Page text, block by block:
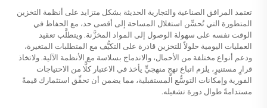
تعتمد المرافق الصناعية والتجارية الحديثة بشكل متزايد على أنظمة التخزين
المتطورة التي تُحسِّن استغلال المساحة إلى أقصى حد، مع الحفاظ في
الوقت نفسه على سهولة الوصول إلى المواد المخزَّنة. ويتطلَّب تعقيد
العمليات اليومية حلولاً للتخزين قادرة على التكيُّف مع المتطلبات المتغيرة،
ودعم أنواع مختلفة من الأحمال، والاندماج بسلاسة مع الأنظمة الآلية. ولاتخاذ
قرارٍ مستنيرٍ، يلزم اتباع نهجٍ منهجيٍّ يأخذ في الاعتبار كلًّا من الاحتياجات
الفورية وإمكانات التوسُّع المستقبلية، مما يضمن أن تحقِّق استثمارك قيمةً
مستدامةً طوال دورة تشغيله.